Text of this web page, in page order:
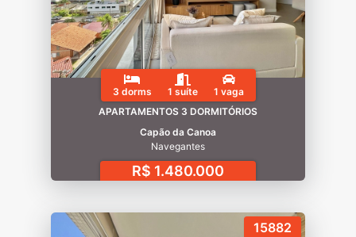
3 dorms 1 suíte
1 vaga
APARTAMENTOS 3 DORMITÓRIOS
Capão da Canoa
Navegantes
R$ 1.480.000
15882